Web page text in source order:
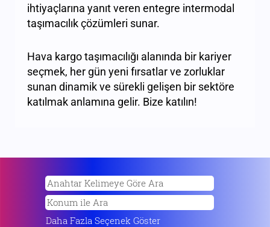
ihtiyaçlarına yanıt veren entegre intermodal
taşımacılık çözümleri sunar.
Hava kargo taşımacılığı alanında bir kariyer
seçmek, her gün yeni fırsatlar ve zorluklar
sunan dinamik ve sürekli gelişen bir sektöre
katılmak anlamına gelir. Bize katılın!
Daha Fazla Seçenek Göster